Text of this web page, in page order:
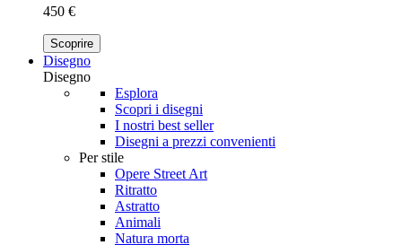
450 €
Scoprire
Disegno
Disegno
Esplora
Scopri i disegni
I nostri best seller
Disegni a prezzi convenienti
Per stile
Opere Street Art
Ritratto
Astratto
Animali
Natura morta